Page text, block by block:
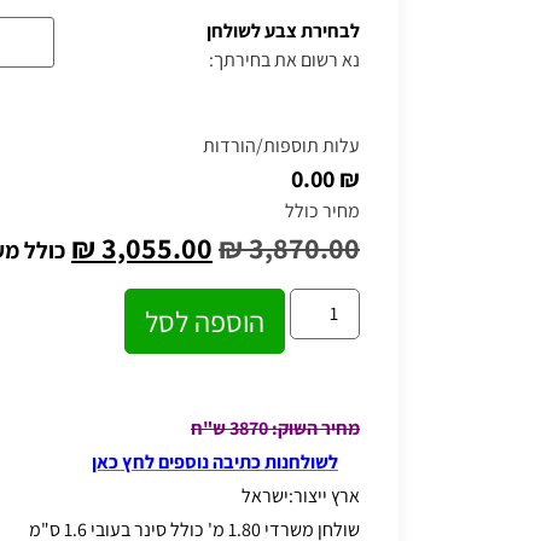
לבחירת צבע לשולחן
נא רשום את בחירתך:
עלות תוספות/הורדות
₪ 0.00
מחיר כולל
₪3,870.00
₪3,055.00 כולל
הוספה לסל
מחיר השוק: 3870 ש"ח
לשולחנות כתיבה נוספים לחץ כאן
ארץ ייצור:ישראל
שולחן משרדי 1.80 מ'
כולל סינר בעובי 1.6 ס"מ